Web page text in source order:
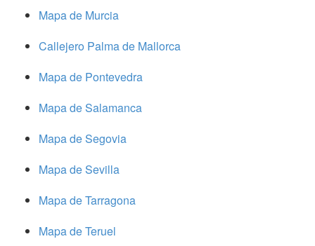
Mapa de Murcia
Callejero Palma de Mallorca
Mapa de Pontevedra
Mapa de Salamanca
Mapa de Segovia
Mapa de Sevilla
Mapa de Tarragona
Mapa de Teruel